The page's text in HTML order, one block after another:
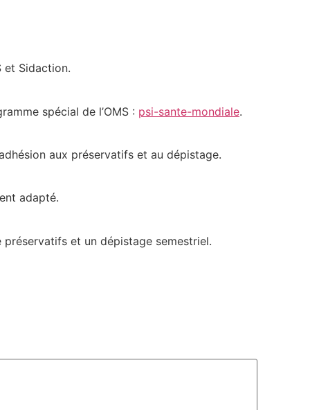
et Sidaction.
spécial de l’OMS : psi-sante-mondiale.
aux préservatifs et au dépistage.
adapté.
préservatifs et un dépistage semestriel.